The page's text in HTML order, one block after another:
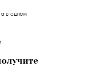
в одном